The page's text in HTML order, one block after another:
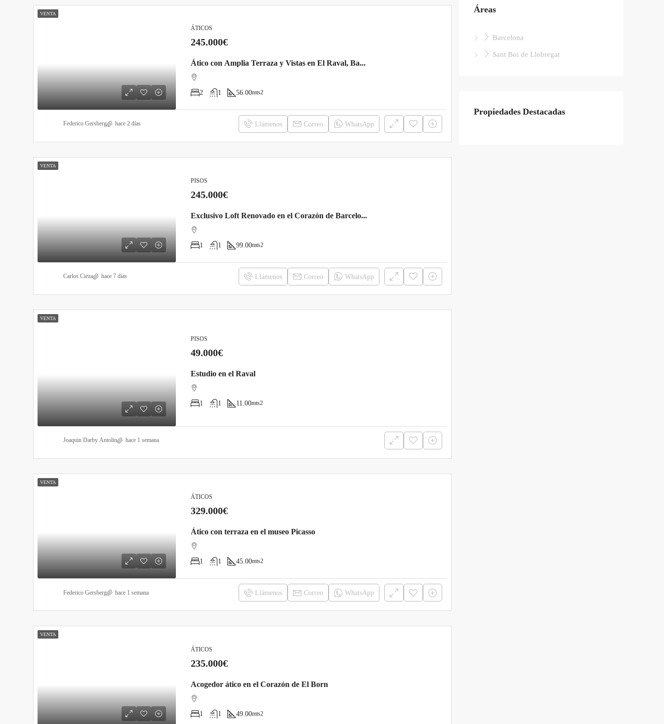
VENTA
ÁTICOS
245.000€
Ático con Amplia Terraza y Vistas en El Raval, Barcelona – €245.000
2 1 56.00mts2
Federico Gersberg hace 2 días Llámenos Correo WhatsApp
VENTA
PISOS
245.000€
Exclusivo Loft Renovado en el Corazón de Barcelona por €243,000
1 1 99.00mts2
Carlos Cieza hace 7 días Llámenos Correo WhatsApp
VENTA
PISOS
49.000€
Estudio en el Raval
1 1 11.00mts2
Joaquin Darby Antolin hace 1 semana
VENTA
ÁTICOS
329.000€
Ático con terraza en el museo Picasso
1 1 45.00mts2
Federico Gersberg hace 1 semana Llámenos Correo WhatsApp
VENTA
ÁTICOS
235.000€
Acogedor ático en el Corazón de El Born
1 1 49.00mts2
Áreas
Barcelona
Sant Boi de Llobregat
Propiedades Destacadas